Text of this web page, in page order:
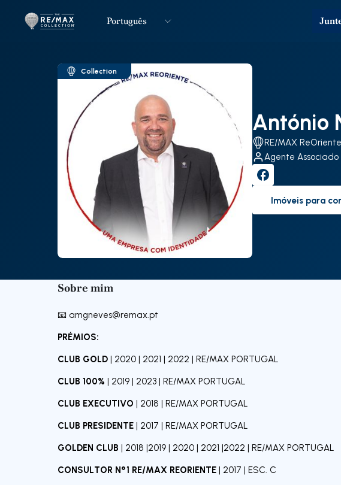
LogoIr para página inicial
Português
Collection
António
RE/MAX ReOriente
Agente Associado
to-
Imóveis para
Sobre mim
📧 amgneves@remax.pt
PRÉMIOS:
CLUB GOLD | 2020 | 2021 | 2022 | RE/MAX PORTUGAL
CLUB 100% | 2019 | 2023 | RE/MAX PORTUGAL
CLUB EXECUTIVO | 2018 | RE/MAX PORTUGAL
CLUB PRESIDENTE | 2017 | RE/MAX PORTUGAL
GOLDEN CLUB | 2018 |2019 | 2020 | 2021 |2022 | RE/MAX PORTUGAL
CONSULTOR Nº1 RE/MAX REORIENTE | 2017 | ESC. C